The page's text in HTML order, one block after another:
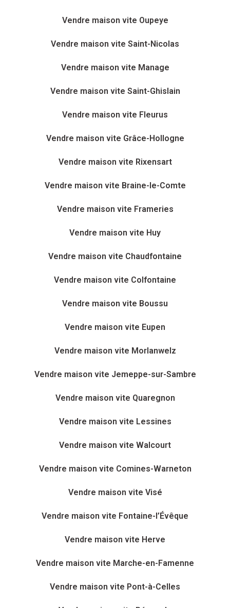
Vendre maison vite Oupeye
Vendre maison vite Saint-Nicolas
Vendre maison vite Manage
Vendre maison vite Saint-Ghislain
Vendre maison vite Fleurus
Vendre maison vite Grâce-Hollogne
Vendre maison vite Rixensart
Vendre maison vite Braine-le-Comte
Vendre maison vite Frameries
Vendre maison vite Huy
Vendre maison vite Chaudfontaine
Vendre maison vite Colfontaine
Vendre maison vite Boussu
Vendre maison vite Eupen
Vendre maison vite Morlanwelz
Vendre maison vite Jemeppe-sur-Sambre
Vendre maison vite Quaregnon
Vendre maison vite Lessines
Vendre maison vite Walcourt
Vendre maison vite Comines-Warneton
Vendre maison vite Visé
Vendre maison vite Fontaine-l’Évêque
Vendre maison vite Herve
Vendre maison vite Marche-en-Famenne
Vendre maison vite Pont-à-Celles